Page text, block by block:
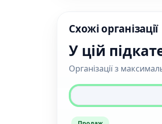
Схожі організації
У цій
Організації з